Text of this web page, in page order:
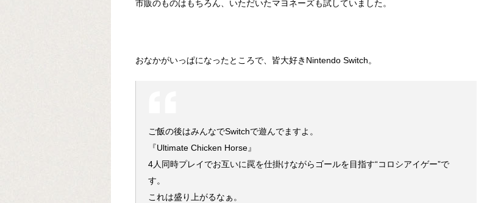
市販のものはもちろん、いただいたマヨネーズも試していました。
おなかがいっぱになったところで、皆大好きNintendo Switch。
ご飯の後はみんなでSwitchで遊んでますよ。
『Ultimate Chicken Horse』
4人同時プレイでお互いに罠を仕掛けながらゴールを目指す“コロシアイゲー”で
す。
これは盛り上がるなぁ。